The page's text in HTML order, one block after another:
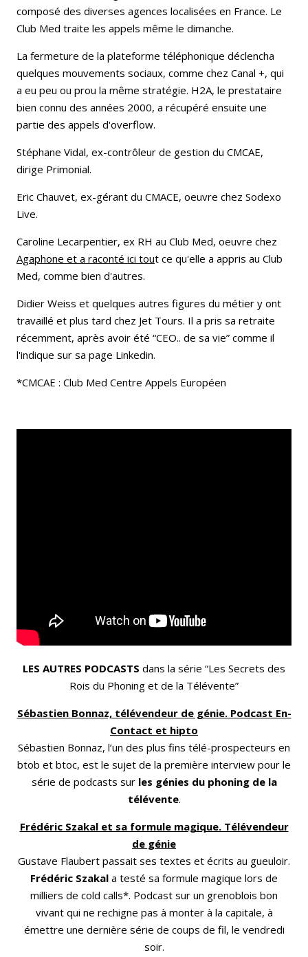
composé des diverses agences localisées en France. Le
Club Med traite les appels même le dimanche.
La fermeture de la plateforme téléphonique déclencha
quelques mouvements sociaux, comme chez Canal +, qui
a eu peu ou prou la même stratégie. H2A, le prestataire
bien connu des années 2000, a récupéré ensuite une
partie des appels d'overflow.
Stéphane Vidal, ex-contrôleur de gestion du CMCAE,
dirige Primonial.
Eric Chauvet, ex-gérant du CMACE, oeuvre chez Sodexo
Live.
Caroline Lecarpentier, ex RH au Club Med, oeuvre chez
Agaphone et a raconté ici tout ce qu'elle a appris au Club
Med, comme bien d'autres.
Didier Weiss et quelques autres figures du métier y ont
travaillé et plus tard chez Jet Tours. Il a pris sa retraite
récemment, après avoir été “CEO.. de sa vie” comme il
l'indique sur sa page Linkedin.
*CMCAE : Club Med Centre Appels Européen
LES AUTRES PODCASTS dans la série “Les Secrets des
Rois du Phoning et de la Télévente”
Sébastien Bonnaz, télévendeur de génie. Podcast En-
Contact et hipto
Sébastien Bonnaz, l’un des plus fins télé-prospecteurs en
btob et btoc, est le sujet de la première interview pour le
série de podcasts sur les génies du phoning de la
télévente.
Frédéric Szakal et sa formule magique. Télévendeur
de génie
Gustave Flaubert passait ses textes et écrits au gueuloir.
Frédéric Szakal a testé sa formule magique lors de
milliers de cold calls*. Podcast sur un grenoblois bon
vivant qui ne rechigne pas à monter à la capitale, à
émettre une dernière série de coups de fil, le vendredi
soir.